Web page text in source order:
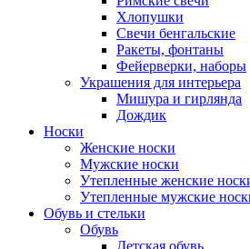
Хлопушки
Свечи бенгальские
Ракеты, фонтаны
Фейерверки, наборы
Украшения для интерьера
Мишура и гирлянда
Дождик
Носки
Женские носки
Мужские носки
Утепленные женские
Утепленные мужские
Обувь и стельки
Обувь